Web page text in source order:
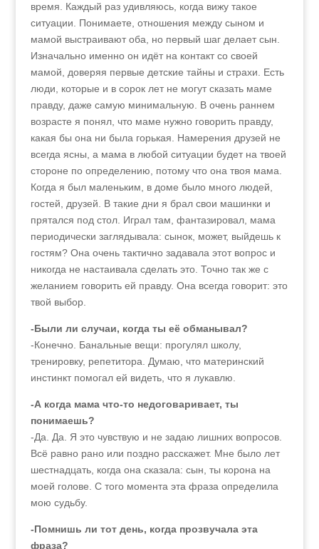
время. Каждый раз удивляюсь, когда вижу такое
ситуации. Понимаете, отношения между сыном и
мамой выстраивают оба, но первый шаг делает сын.
Изначально именно он идёт на контакт со своей
мамой, доверяя первые детские тайны и страхи. Есть
люди, которые и в сорок лет не могут сказать маме
правду, даже самую минимальную. В очень раннем
возрасте я понял, что маме нужно говорить правду,
какая бы она ни была горькая. Намерения друзей не
всегда ясны, а мама в любой ситуации будет на твоей
стороне по определению, потому что она твоя мама.
Когда я был маленьким, в доме было много людей,
гостей, друзей. В такие дни я брал свои машинки и
прятался под стол. Играл там, фантазировал, мама
периодически заглядывала: сынок, может, выйдешь к
гостям? Она очень тактично задавала этот вопрос и
никогда не настаивала сделать это. Точно так же с
желанием говорить ей правду. Она всегда говорит: это
твой выбор.
-Были ли случаи, когда ты её обманывал?
-Конечно. Банальные вещи: прогулял школу,
тренировку, репетитора. Думаю, что материнский
инстинкт помогал ей видеть, что я лукавлю.
-А когда мама что-то недоговаривает, ты
понимаешь?
-Да. Да. Я это чувствую и не задаю лишних вопросов.
Всё равно рано или поздно расскажет. Мне было лет
шестнадцать, когда она сказала: сын, ты корона на
моей голове. С того момента эта фраза определила
мою судьбу.
-Помнишь ли тот день, когда прозвучала эта
фраза?